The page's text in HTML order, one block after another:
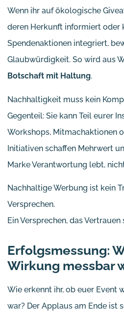
Wenn ihr auf ökologische
deren Herkunft informiert oder
Spendenaktionen integriert,
Glaubwürdigkeit. So wird aus
Botschaft mit Haltung.
Nachhaltigkeit muss kein
Gegenteil: Sie kann Teil eurer
Workshops, Mitmachaktionen
Initiativen schaffen Mehrwert
Marke Verantwortung lebt,
Nachhaltige Werbung ist kein
Versprechen.
Ein Versprechen, das
Erfolgsmessung:
Wirkung messbar
Wie erkennt ihr, ob euer Event
war? Der Applaus am Ende ist